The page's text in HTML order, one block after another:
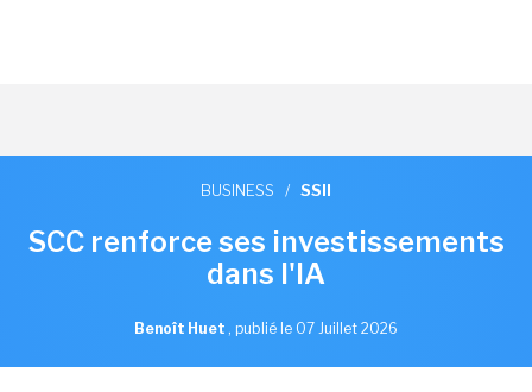
BUSINESS / SSII
SCC renforce ses investissements
dans l'IA
Benoît Huet , publié le 07 Juillet 2026